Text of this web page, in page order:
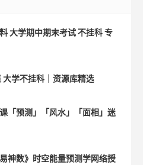
大学期中期末考试 不挂科 专
大学不挂科｜资源库精选
「预测」「风水」「面相」迷
神数》时空能量预测学网络授